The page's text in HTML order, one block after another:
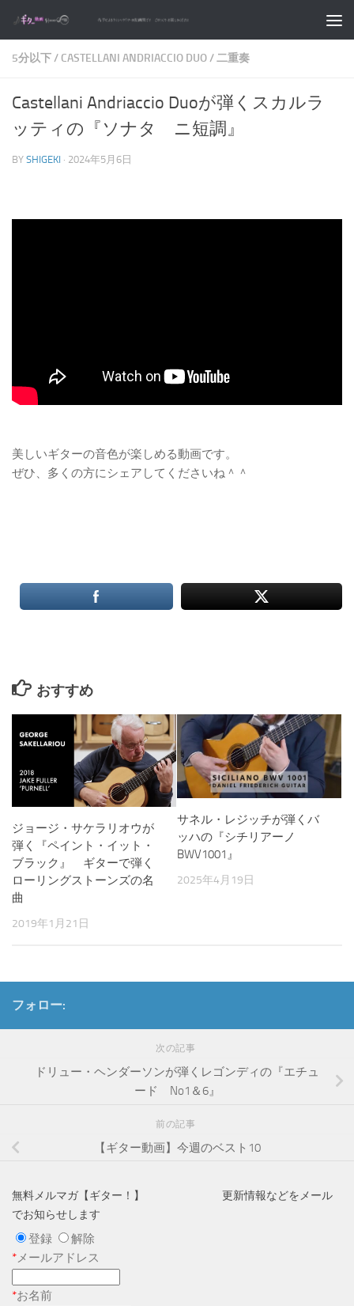
コンテンツへスキップ
5分以下/ CASTELLANI ANDRIACCIO DUO/二重奏
Castellani Andriaccio Duoが弾くスカルラ
ッティの『ソナタ ニ短調』
BY SHIGEKI · 2024年5月6日
美しいギターの音色が楽しめる動画です。
ぜひ、多くの方にシェアしてくださいね＾＾
おすすめ
ジョージ・サケラリオウが
弾く『ペイント・イット・
ブラック』 ギターで弾く
ローリングストーンズの名
曲
2019年1月21日
サネル・レジッチが弾くバ
ッハの『シチリアーノ
BWV1001』
2025年4月19日
フォロー:
次の記事
ドリュー・ヘンダーソンが弾くレゴンディの『エチュ
ード No1＆6』
前の記事
【ギター動画】今週のベスト10
無料メルマガ【ギター！】 更新情報などをメール
でお知らせします
登録
解除
*メールアドレス
*お名前